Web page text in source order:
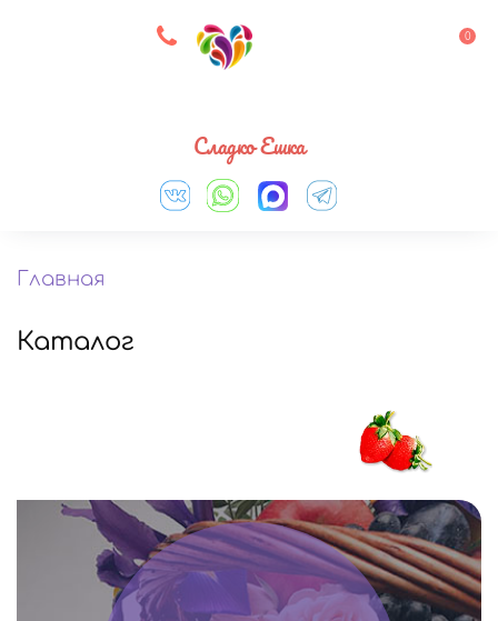
8 927 083 33 05 0
Сладко Ешка
Главная
Каталог